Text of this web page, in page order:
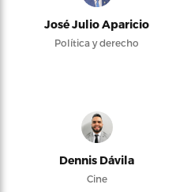
José Julio Aparicio
Política y derecho
Dennis Dávila
Cine